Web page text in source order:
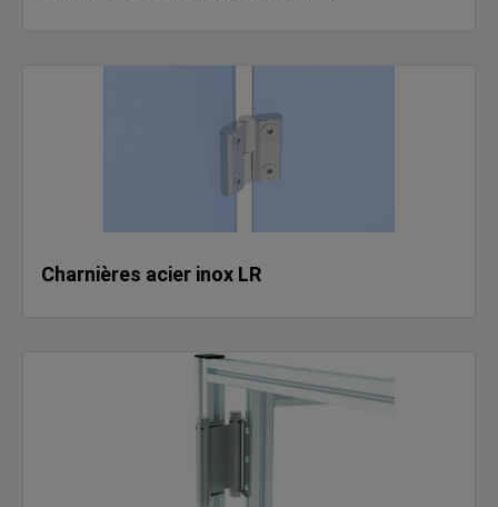
Charnières acier inox LR